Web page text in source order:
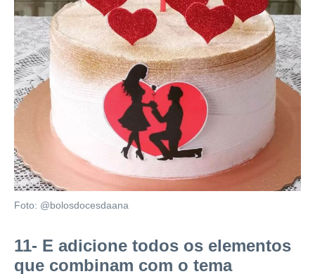
Foto: @bolosdocesdaana
11- E adicione todos os elementos
que combinam com o tema